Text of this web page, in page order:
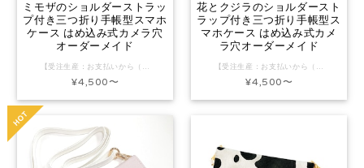
ミモザのショルダーストラッ
プ付き三つ折り手帳型スマホ
ケース はめ込み式カメラ穴
オーダーメイド
【受注生産：お支払いから（名入れ・写真加工等オーダー商品は仕上がり見本の確認後）13営業日以内に発送予定：三つ折り手帳型スマホケース】 ※年末年始・ゴールデンウィーク・お盆期間や連休前後は、発送まで通常よりお時間をいただきます（目安+5営業日前後） ▼ご注文後、当店からのメールが届かないお客様へ https://www.design-store.net/blog/2023/02/11/151614 ▼入荷待ち情報 https://www.design-store.net/blog/2022/07/23/174113 「幸せの花」と呼ばれるミモザの花の水彩イラスト。 シンプルで上品な花柄デザインです。 高級感溢れるミニショルダーポーチのようなファッション性の高いウォレット型スマホカバーに、機種に合わせたカメラ穴をオーダーメイド。 長さ調節可能なストラップは短くするとショルダーストラップ、長くすると斜めがけストラップに！ 取り外し可能なのでお好みのストラップにつけ替えOK 便利なミラーとポケット付き◎ #セミオーダー #カスタムオーダー #誕生日プレゼント #母の日 #クリスマスギフト #ホワイトデー #スマホショルダー #ハンドストラップ付きスマホケース #ショルダーストラップ付きスマホケース #ハンドストラップ付き手帳型スマホケース #ショルダーストラップ付き手帳型スマホケース #おしゃれ #大人かわいい #大人可愛い #フラワー #春 ▼仕様 ・高級感溢れるPUレザー素材 ・機種に合わせたカメラ穴のはめ込みタイプ ・持ち運びしやすいストラップは長さ調節可能 ・ストラップホール付き ・ミラー付き ・カードやお札などが入る4つのポケット（大×1、小×3） ・微弱マグネットで程よくパチッと閉じる ▼材質 ・手帳部分：合成皮革 ・スマホ本体はめ込み部分：ポリカーボネート ・留め具部分：マグネット磁石（カバーに内蔵） ▼仕様詳細・対応機種一覧（最新版） https://www.design-store.net/blog/2022/10/02/135314 ▼入荷待ち情報 https://www.design-store.net/blog/2022/07/23/174113 ▼主な対応機種 ※改良や廃盤により予告なく変更させていただく場合がございます。最新の対応機種一覧をご確認ください。 ※掲載のない機種はお問い合わせください。 ▽iPhone iPhone16／iPhone16Pro／iPhone16ProMax／iPhone16Plus／iPhone16e iPhone15／iPhone15Pro／iPhone15ProMax／iPhone15Plus iPhone14／iPhone14Pro／iPhone14ProMax／iPhone14Plus iPhone13／iPhone13mini／iPhone13Pro／iPhone13ProMax iPhone12／iPhone12mini／iPhone12Pro／iPhone12ProMAX iPhone11／iPhone11Pro／iPhone11ProMax iPhoneX／iPhoneXS／iPhoneXR／iPhoneXSMax iPhoneSE3(第3世代)／iPhoneSE2(第2世代) iPhone8／iPhone7／iPhone8Plus／iPhone7Plus iPhone6s／iPhone6／iPhone6Plus／iPhone6sPlus ▽アンドロイド ▽AQUOS（アクオス） AQUOS EVER SH-02J AQUOS R SH-03J / SHV39 / 604SH / 605SH AQUOS R2 SH-03K / SHV42 / 706SH AQUOS R3 SH-04L / SHV44 AQUOS R5G SH-51A / SHG01 AQUOS R6 5G SH-51B AQUOS R7 SH-52C AQUOS R8 / R8 pro AQUOS R9 AQUOS R9 pro AQUOS sense SH-01K / SHV40 AQUOS sense plus SH-M07 AQUOS sense2 SH-01L / SHV43 / SH-M08 AQUOS sense3 / sense3 basic / sense3 lite AQUOS sense3 plus SHV46 AQUOS sense4 / sense4 basic / sense4 lite AQUOS sense4 plus AQUOS sense5G AQUOS sense6 / sense6s AQUOS sense7 / sense7 Plus AQUOS sense8 AQUOS sense9 AQUOS wish SHG06 / wish2 / wish3 / wish4 AQUOS zero 801SH AQUOS zero2 SH-01L AQUOS zero5G basic / zero5G basic DX AQUOS zero6 AQUOS ZETA SH-04H ▽arrows（アローズ） arrows 5G F-51A arrows Be F-04K arrows Be3 F-02L arrows Be4 F-41A arrows Be4 Plus F-41B arrows RX arrows SV F-03H arrows U 801FJ arrows We F-51B arrows We2 F-52E arrows We2 Plus F-51E ▽Galaxy（ギャラクシー） Galaxy A7 Galaxy A20 Galaxy A21 Galaxy A22 5G SC-56B Galaxy A23 5G Galaxy A30 Galaxy A32 5G Galaxy A41 SC-41A / SCV48 Galaxy A51 5G Galaxy A52 5G Galaxy A53 Galaxy A54 5G Galaxy A55 5G Galaxy Feel2 SC-02L Galaxy Note8 SC-01K / SCV37 Galaxy Note9 SC-01L / SCV40 Galaxy S8 Plus SC-03J / SCV35 Galaxy S9 / S9 Plus SC-03K Galaxy S10 / S10 Plus Galaxy S20 5G / S20 Plus Galaxy S21 5G / S21 Ultra 5G Galaxy S22 / S22 Ultra Galaxy S23 / S23 Plus / S23 Ultra Galaxy S24 / S24 Ultra Galaxy S25 / S25 Plus / S25 Ultra ▽Google pixel（グーグルピクセル） Google Pixel 3 / 3a / 3a XL Google Pixel 4 / 4a / 4a (5G) Google Pixel 5 / 5a (5G) Google Pixel 6 / 6a / 6 Pro Google Pixel 7 / 7a Google pixel 8 / 8a / 8 Pro Google pixel 9 / 9 Pro / 9 Pro XL ▽HUAWEI（ファーウェイ） HUAWEI nova 5T HUAWEI nova lite 2 HUAWEI nova lite 3 HUAWEI P20 lite HWV32 HUAWEI P20 Pro HW-01K HUAWEI P30 lite ▽Xperia（エクスペリア） Xperia 1 / 1 II / 1 Ⅲ / 1 IV / 1 VI Xperia 5 II / 5 III / 5 IV / 5 V Xperia 8 / 8 Lite Xperia 10 II / 10 III / 10 IV / 10 VI Xperia Ace / Ace III Xperia PRO-I Xperia X Performance Xperia XZ SO-01J / SOV34 / 601SO Xperia XZ Premium SO-04J Xperia XZs SO-03J / SOV35 / 602SO Xperia XZ1 SO-01K/SOV36/701SO Xperia XZ2 SO-03K / SOV37 / 702SO Xperia XZ2 Premium SO-04K / SOV38 Xperia XZ3 SO-01L / SOV39 / 801SO Xperia Z3 SO-01G / SOL26 / 401SO Xperia Z4 SO-03G / SOV31 / 402SO Xperia Z5 SO-01H / SOV32 / 501SO ▽Android One（アンドロイド ワン） Android One S1 / S3 / S4 / S5 / S6 / S7 / S8 Android One X4 / X5 ▽その他の機種 かんたんスマホ 705KC かんたんスマホ2 シンプルスマホ3 509SH シンプルスマホ5 A001SH らくらくスマートフォン F-42A らくらくスマートフォン F-52B らくらくスマートフォンme F-01L DIGNO J 704KC GRATINA KYV48 LG G7 One LG it LGV36 LG style L-03K LG style2 L-01L LG style3 L-41A Libero S10 OPPO A54 5G OPG02 OPPO A55s 5G OPPO A73 OPPO Find X3 Pro OPPO RenoA OPPO Reno3 A OPPO Reno3 5G OPPO Reno5 A OPPO Reno7 A OPPO Reno9 A OPPO Reno11 A Qua phone PX LGV33 Qua phone QZ KYV44 Rakuten BIG s Rakuten Hand TORQUE 5G KYG01 URBANO V04 KYV45 Xiaomi Redmi 9T Xiaomi Redmi Note 9S Xiaomi Redmi Note 9T ZTE a1 他 ▼注意事項 ・手帳ケースに手作業でカメラ穴を空けているため、ハードケースとはサイズ・形が異なる場合がございます。 ・一番適した手帳資材サイズを選定し取り付けを行ないます。そのため、取り付けられたハードケースが手帳本体サイズに比べ、上下、または、左右に余白、または、若干の突出が生じる場合がございます。 ★ご注文の前に★ ※改良や廃盤により予告なく変更させていただく場合がございます。 ※タイミングによっては在庫切れ・入荷待ちの場合があります。 ※受注制作品のため、ご購入後のキャンセル・変更はお受けできません。ご注文内容にお間違いがないようご注意ください。 ※注意事項をご一読くださいますようお願いいたします。なお、ご購入いただいた時点で内容にご了承いただいたものとさせていただきます。 【購入の際の注意点】 ※お使いのPCやスマートフォンの画面により実際の色味や見え方が異なる場合があります。 ※デザインや柄の位置は本体のサイズ・形状に合わせてバランス良く配置するため、サイズ感は多少異なります。 ※カメラ穴によりデザインの一部がカットされる場合があります。 ※印刷機に設置する際、一点一点手作業で行うため、1mm〜3mmの印刷ズレが生じたり色ムラ等の個体差が出る場合があります。 ※お届け時はインク特有の臭いが残っている場合がありますが、徐々に消えていきます。気になる場合はしばらく風通しの良い場所に置いていただくと薄れていきます。 ※アルコールや薬品等の液体が付着、また、摩擦や熱等により色落ちや変色、変質する場合がありますのでご注意ください。 【配送について】 ※「ポスト投函」の場合、ご自宅の郵便受けに入らない場合は不在通知書が投函されますので、期限内に配送会社へ再配達のご連絡をお願いいたします。 ※「おまかせ配送」の場合、配送方法は宅配便等の手渡しまたはご自宅ポストへの投函（追跡番号あり）となります。配送方法はご指定いただけません。発送完了後に配送方法と追跡番号をお知らせいたします。 ※年末年始・ゴールデンウィーク・お盆期間等の長期連休中とその前後は、発送まで通常よりお時間をいただきます（目安+5営業日前後） ※発送までの日数は目安です。ご注文状況や制作状況により前後することがあります。 ※ご注文内容によって配送方法を変更してお届けする場合があります。 ※発送日ならびに配送業者のご指定は承っておりません。 ※他の作品と同時にご注文いただいた場合、発送までの日数がもっとも遅いものと同梱、または複数に分かれてのお届けとなります。お急ぎのものは個別にご注文ください。 ※お届け先のご住所・建物名・お部屋番号等に誤表記がありますと、不着またはお届けに大幅な遅延が生じる場合があります。 ※宛先誤表記や長期不在により作品が返送された場合、再発送にかかる送料と手数料はお客様のご負担となりますので、ご了承ください。 ※完全受注製作となっております。発送遅延が生じた場合や、お客さま都合によるご注文のキャンセル・返品・交換を承ることはできかねます。 ※万が一、初期不良があった場合は、作品到着3日以内にご連絡ください。
¥4,500 〜
花とクジラのショルダースト
ラップ付き三つ折り手帳型ス
マホケース はめ込み式カメ
ラ穴オーダーメイド
【受注生産：お支払いから（名入れ・写真加工等オーダー商品は仕上がり見本の確認後）13営業日以内に発送予定：三つ折り手帳型スマホケース】 ※年末年始・ゴールデンウィーク・お盆期間や連休前後は、発送まで通常よりお時間をいただきます（目安+5営業日前後） ▼ご注文後、当店からのメールが届かないお客様へ https://www.design-store.net/blog/2023/02/11/151614 ▼入荷待ち情報 https://www.design-store.net/blog/2022/07/23/174113 たくさんの花をのせて空に浮かぶ鯨が夢見るものは？ 虹がかかる雲の海とグラデーションが美しい水彩アート。 ノスタルジックでメルヘンな絵本の世界が広がります。 高級感溢れるミニショルダーポーチのようなファッション性の高いウォレット型スマホカバーに、機種に合わせたカメラ穴をオーダーメイド。 長さ調節可能なストラップは短くするとショルダーストラップ、長くすると斜めがけストラップに！ 取り外し可能なのでお好みのストラップにつけ替えOK 便利なミラーとポケット付き◎ #セミオーダー #カスタムオーダー #誕生日プレゼント #母の日 #クリスマスギフト #ホワイトデー #スマホショルダー #ハンドストラップ付きスマホケース #ショルダーストラップ付きスマホケース #ハンドストラップ付き手帳型スマホケース #ショルダーストラップ付き手帳型スマホケース #おしゃれ #大人かわいい #大人可愛い #大人ガーリー #フラワー #くじら #ファンタジー ▼仕様 ・高級感溢れるPUレザー素材 ・機種に合わせたカメラ穴のはめ込みタイプ ・持ち運びしやすいストラップは長さ調節可能 ・ストラップホール付き ・ミラー付き ・カードやお札などが入る4つのポケット（大×1、小×3） ・微弱マグネットで程よくパチッと閉じる ▼材質 ・手帳部分：合成皮革 ・スマホ本体はめ込み部分：ポリカーボネート ・留め具部分：マグネット磁石（カバーに内蔵） ▼仕様詳細・対応機種一覧（最新版） https://www.design-store.net/blog/2022/10/02/135314 ▼入荷待ち情報 https://www.design-store.net/blog/2022/07/23/174113 ▼主な対応機種 ※改良や廃盤により予告なく変更させていただく場合がございます。最新の対応機種一覧をご確認ください。 ※掲載のない機種はお問い合わせください。 ▽iPhone iPhone16／iPhone16Pro／iPhone16ProMax／iPhone16Plus／iPhone16e iPhone15／iPhone15Pro／iPhone15ProMax／iPhone15Plus iPhone14／iPhone14Pro／iPhone14ProMax／iPhone14Plus iPhone13／iPhone13mini／iPhone13Pro／iPhone13ProMax iPhone12／iPhone12mini／iPhone12Pro／iPhone12ProMAX iPhone11／iPhone11Pro／iPhone11ProMax iPhoneX／iPhoneXS／iPhoneXR／iPhoneXSMax iPhoneSE3(第3世代)／iPhoneSE2(第2世代) iPhone8／iPhone7／iPhone8Plus／iPhone7Plus iPhone6s／iPhone6／iPhone6Plus／iPhone6sPlus ▽アンドロイド ▽AQUOS（アクオス） AQUOS EVER SH-02J AQUOS R SH-03J / SHV39 / 604SH / 605SH AQUOS R2 SH-03K / SHV42 / 706SH AQUOS R3 SH-04L / SHV44 AQUOS R5G SH-51A / SHG01 AQUOS R6 5G SH-51B AQUOS R7 SH-52C AQUOS R8 / R8 pro AQUOS R9 AQUOS R9 pro AQUOS sense SH-01K / SHV40 AQUOS sense plus SH-M07 AQUOS sense2 SH-01L / SHV43 / SH-M08 AQUOS sense3 / sense3 basic / sense3 lite AQUOS sense3 plus SHV46 AQUOS sense4 / sense4 basic / sense4 lite AQUOS sense4 plus AQUOS sense5G AQUOS sense6 / sense6s AQUOS sense7 / sense7 Plus AQUOS sense8 AQUOS sense9 AQUOS wish SHG06 / wish2 / wish3 / wish4 AQUOS zero 801SH AQUOS zero2 SH-01L AQUOS zero5G basic / zero5G basic DX AQUOS zero6 AQUOS ZETA SH-04H ▽arrows（アローズ） arrows 5G F-51A arrows Be F-04K arrows Be3 F-02L arrows Be4 F-41A arrows Be4 Plus F-41B arrows RX arrows SV F-03H arrows U 801FJ arrows We F-51B arrows We2 F-52E arrows We2 Plus F-51E ▽Galaxy（ギャラクシー） Galaxy A7 Galaxy A20 Galaxy A21 Galaxy A22 5G SC-56B Galaxy A23 5G Galaxy A30 Galaxy A32 5G Galaxy A41 SC-41A / SCV48 Galaxy A51 5G Galaxy A52 5G Galaxy A53 Galaxy A54 5G Galaxy A55 5G Galaxy Feel2 SC-02L Galaxy Note8 SC-01K / SCV37 Galaxy Note9 SC-01L / SCV40 Galaxy S8 Plus SC-03J / SCV35 Galaxy S9 / S9 Plus SC-03K Galaxy S10 / S10 Plus Galaxy S20 5G / S20 Plus Galaxy S21 5G / S21 Ultra 5G Galaxy S22 / S22 Ultra Galaxy S23 / S23 Plus / S23 Ultra Galaxy S24 / S24 Ultra Galaxy S25 / S25 Plus / S25 Ultra ▽Google pixel（グーグルピクセル） Google Pixel 3 / 3a / 3a XL Google Pixel 4 / 4a / 4a (5G) Google Pixel 5 / 5a (5G) Google Pixel 6 / 6a / 6 Pro Google Pixel 7 / 7a Google pixel 8 / 8a / 8 Pro Google pixel 9 / 9 Pro / 9 Pro XL ▽HUAWEI（ファーウェイ） HUAWEI nova 5T HUAWEI nova lite 2 HUAWEI nova lite 3 HUAWEI P20 lite HWV32 HUAWEI P20 Pro HW-01K HUAWEI P30 lite ▽Xperia（エクスペリア） Xperia 1 / 1 II / 1 Ⅲ / 1 IV / 1 VI Xperia 5 II / 5 III / 5 IV / 5 V Xperia 8 / 8 Lite Xperia 10 II / 10 III / 10 IV / 10 VI Xperia Ace / Ace III Xperia PRO-I Xperia X Performance Xperia XZ SO-01J / SOV34 / 601SO Xperia XZ Premium SO-04J Xperia XZs SO-03J / SOV35 / 602SO Xperia XZ1 SO-01K/SOV36/701SO Xperia XZ2 SO-03K / SOV37 / 702SO Xperia XZ2 Premium SO-04K / SOV38 Xperia XZ3 SO-01L / SOV39 / 801SO Xperia Z3 SO-01G / SOL26 / 401SO Xperia Z4 SO-03G / SOV31 / 402SO Xperia Z5 SO-01H / SOV32 / 501SO ▽Android One（アンドロイド ワン） Android One S1 / S3 / S4 / S5 / S6 / S7 / S8 Android One X4 / X5 ▽その他の機種 かんたんスマホ 705KC かんたんスマホ2 シンプルスマホ3 509SH シンプルスマホ5 A001SH らくらくスマートフォン F-42A らくらくスマートフォン F-52B らくらくスマートフォンme F-01L DIGNO J 704KC GRATINA KYV48 LG G7 One LG it LGV36 LG style L-03K LG style2 L-01L LG style3 L-41A Libero S10 OPPO A54 5G OPG02 OPPO A55s 5G OPPO A73 OPPO Find X3 Pro OPPO RenoA OPPO Reno3 A OPPO Reno3 5G OPPO Reno5 A OPPO Reno7 A OPPO Reno9 A OPPO Reno11 A Qua phone PX LGV33 Qua phone QZ KYV44 Rakuten BIG s Rakuten Hand TORQUE 5G KYG01 URBANO V04 KYV45 Xiaomi Redmi 9T Xiaomi Redmi Note 9S Xiaomi Redmi Note 9T ZTE a1 他 ▼注意事項 ・手帳ケースに手作業でカメラ穴を空けているため、ハードケースとはサイズ・形が異なる場合がございます。 ・一番適した手帳資材サイズを選定し取り付けを行ないます。そのため、取り付けられたハードケースが手帳本体サイズに比べ、上下、または、左右に余白、または、若干の突出が生じる場合がございます。 ★ご注文の前に★ ※改良や廃盤により予告なく変更させていただく場合がございます。 ※タイミングによっては在庫切れ・入荷待ちの場合があります。 ※受注制作品のため、ご購入後のキャンセル・変更はお受けできません。ご注文内容にお間違いがないようご注意ください。 ※注意事項をご一読くださいますようお願いいたします。なお、ご購入いただいた時点で内容にご了承いただいたものとさせていただきます。 【購入の際の注意点】 ※お使いのPCやスマートフォンの画面により実際の色味や見え方が異なる場合があります。 ※デザインや柄の位置は本体のサイズ・形状に合わせてバランス良く配置するため、サイズ感は多少異なります。 ※カメラ穴によりデザインの一部がカットされる場合があります。 ※印刷機に設置する際、一点一点手作業で行うため、1mm〜3mmの印刷ズレが生じたり色ムラ等の個体差が出る場合があります。 ※お届け時はインク特有の臭いが残っている場合がありますが、徐々に消えていきます。気になる場合はしばらく風通しの良い場所に置いていただくと薄れていきます。 ※アルコールや薬品等の液体が付着、また、摩擦や熱等により色落ちや変色、変質する場合がありますのでご注意ください。 【配送について】 ※「ポスト投函」の場合、ご自宅の郵便受けに入らない場合は不在通知書が投函されますので、期限内に配送会社へ再配達のご連絡をお願いいたします。 ※「おまかせ配送」の場合、配送方法は宅配便等の手渡しまたはご自宅ポストへの投函（追跡番号あり）となります。配送方法はご指定いただけません。発送完了後に配送方法と追跡番号をお知らせいたします。 ※年末年始・ゴールデンウィーク・お盆期間等の長期連休中とその前後は、発送まで通常よりお時間をいただきます（目安+5営業日前後） ※発送までの日数は目安です。ご注文状況や制作状況により前後することがあります。 ※ご注文内容によって配送方法を変更してお届けする場合があります。 ※発送日ならびに配送業者のご指定は承っておりません。 ※他の作品と同時にご注文いただいた場合、発送までの日数がもっとも遅いものと同梱、または複数に分かれてのお届けとなります。お急ぎのものは個別にご注文ください。 ※お届け先のご住所・建物名・お部屋番号等に誤表記がありますと、不着またはお届けに大幅な遅延が生じる場合があります。 ※宛先誤表記や長期不在により作品が返送された場合、再発送にかかる送料と手数料はお客様のご負担となりますので、ご了承ください。 ※完全受注製作となっております。発送遅延が生じた場合や、お客さま都合によるご注文のキャンセル・返品・交換を承ることはできかねます。 ※万が一、初期不良があった場合は、作品到着3日以内にご連絡ください。
¥4,500 〜